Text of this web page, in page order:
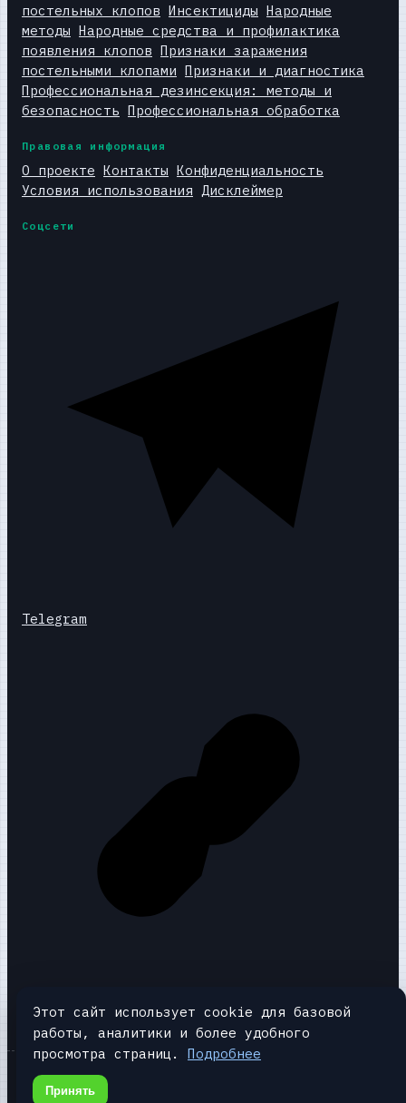
постельных клопов Инсектициды Народные
методы Народные средства и профилактика
появления клопов Признаки заражения
постельными клопами Признаки и диагностика
Профессиональная дезинсекция: методы и
безопасность Профессиональная обработка
Правовая информация
О проекте Контакты Конфиденциальность
Условия использования Дисклеймер
Соцсети
Telegram
Vk
© 2026 Средства от клопов и насекомых. Все права
Этот сайт использует cookie для базовой
работы, аналитики и более удобного
просмотра страниц. Подробнее
Принять